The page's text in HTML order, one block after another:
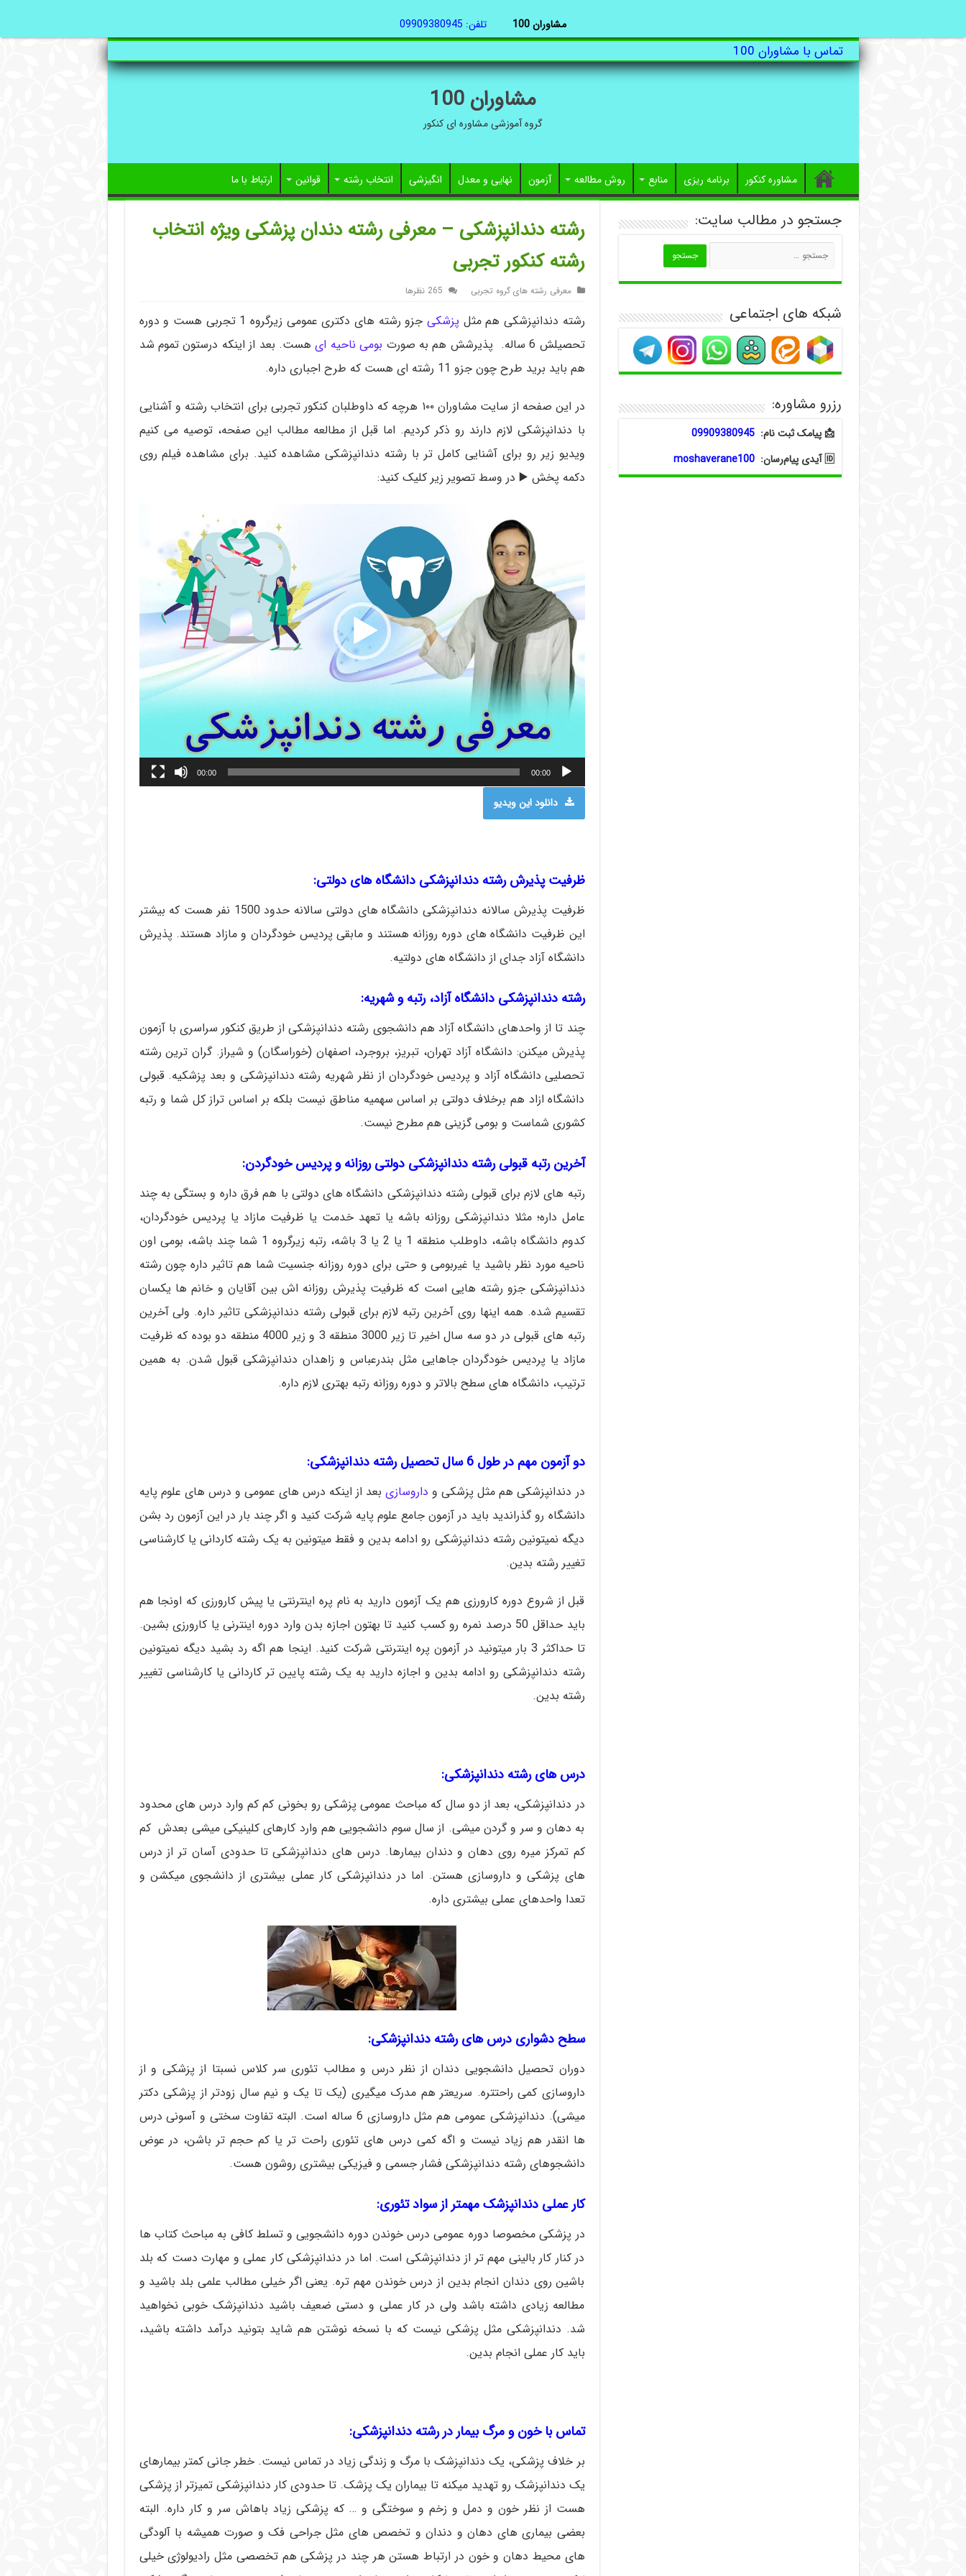
تماس با مشاوران 100
مشاوران 100
گروه آموزشی مشاوره ای کنکور
مشاوره کنکور برنامه ریزی منابع روش مطالعه آزمون نهایی و معدل انگیزشی انتخاب رشته قوانین ارتباط با ما
رشته دندانپزشکی – معرفی رشته دندان پزشکی ویژه انتخاب
رشته کنکور تجربی
معرفی رشته های گروه تجربی 265 نظرها
رشته دندانپزشکی هم مثل پزشکی
جزو رشته های دکتری عمومی زیرگروه 1 تجربی هست و دوره
تحصیلش 6 ساله. پذیرشش هم به صورت
بومی ناحیه ایهست. بعد از اینکه درستون تموم شد
هم باید برید طرح چون جزو 11 رشته ای هست که طرح اجباری داره.
در این صفحه از سایت مشاوران ۱۰۰ هرچه که داوطلبان کنکور تجربی برای انتخاب رشته و آشنایی
با دندانپزشکی لازم دارند رو ذکر کردیم. اما قبل از مطالعه مطالب این صفحه، توصیه می کنیم
ویدیو زیر رو برای آشنایی کامل تر با رشته دندانپزشکی مشاهده کنید. برای مشاهده فیلم روی
دکمه پخش ▶️ در وسط تصویر زیر کلیک کنید:
00:00
00:00
دانلود این ویدیو
ظرفیت پذیرش رشته دندانپزشکی دانشگاه های دولتی:
ظرفیت پذیرش سالانه دندانپزشکی دانشگاه های دولتی سالانه حدود 1500 نفر هست که بیشتر
این ظرفیت دانشگاه های دوره روزانه هستند و مابقی پردیس خودگردان و مازاد هستند. پذیرش
دانشگاه آزاد جدای از دانشگاه های دولتیه.
رشته دندانپزشکی دانشگاه آزاد، رتبه و شهریه:
چند تا از واحدهای دانشگاه آزاد هم دانشجوی رشته دندانپزشکی از طریق کنکور سراسری با آزمون
پذیرش میکنن: دانشگاه آزاد تهران، تبریز، بروجرد، اصفهان (خوراسگان) و شیراز. گران ترین رشته
تحصلیی دانشگاه آزاد و پردیس خودگردان از نظر شهریه رشته دندانپزشکی و بعد پزشکیه. قبولی
دانشگاه ازاد هم برخلاف دولتی بر اساس سهمیه مناطق نیست بلکه بر اساس تراز کل شما و رتبه
کشوری شماست و بومی گزینی هم مطرح نیست.
آخرین رتبه قبولی رشته دندانپزشکی دولتی روزانه و پردیس خودگردن:
رتبه های لازم برای قبولی رشته دندانپزشکی دانشگاه های دولتی با هم فرق داره و بستگی به چند
عامل داره؛ مثلا دندانپزشکی روزانه باشه یا تعهد خدمت یا ظرفیت مازاد یا پردیس خودگردان،
کدوم دانشگاه باشه، داوطلب منطقه 1 یا 2 یا 3 باشه، رتبه زیرگروه 1 شما چند باشه، بومی اون
ناحیه مورد نظر باشید یا غیربومی و حتی برای دوره روزانه جنسیت شما هم تاثیر داره چون رشته
دندانپزشکی جزو رشته هایی است که ظرفیت پذیرش روزانه اش بین آقایان و خانم ها یکسان
تقسیم شده. همه اینها روی آخرین رتبه لازم برای قبولی رشته دندانپزشکی تاثیر داره. ولی آخرین
رتبه های قبولی در دو سه سال اخیر تا زیر 3000 منطقه 3 و زیر 4000 منطقه دو بوده که ظرفیت
مازاد یا پردیس خودگردان جاهایی مثل بندرعباس و زاهدان دندانپزشکی قبول شدن. به همین
ترتیب، دانشگاه های سطح بالاتر و دوره روزانه رتبه بهتری لازم داره.
دو آزمون مهم در طول 6 سال تحصیل رشته دندانپزشکی:
در دندانپزشکی هم مثل پزشکی و داروسازیبعد از اینکه درس های عمومی و درس های علوم پایه
دانشگاه رو گذراندید باید در آزمون جامع علوم پایه شرکت کنید و اگر چند بار در این آزمون رد بشن
دیگه نمیتونین رشته دندانپزشکی رو ادامه بدین و فقط میتونین به یک رشته کاردانی یا کارشناسی
تغییر رشته بدین.
قبل از شروع دوره کارورزی هم یک آزمون دارید به نام پره اینترنتی یا پیش کارورزی که اونجا هم
باید حداقل 50 درصد نمره رو کسب کنید تا بهتون اجازه بدن وارد دوره اینترنی یا کارورزی بشین.
تا حداکثر 3 بار میتونید در آزمون پره اینترنتی شرکت کنید. اینجا هم اگه رد بشید دیگه نمیتونین
رشته دندانپزشکی رو ادامه بدین و اجازه دارید به یک رشته پایین تر کاردانی یا کارشناسی تغییر
رشته بدین.
درس های رشته دندانپزشکی:
در دندانپزشکی، بعد از دو سال که مباحث عمومی پزشکی رو بخونی کم کم وارد درس های محدود
به دهان و سر و گردن میشی. از سال سوم دانشجویی هم وارد کارهای کلینیکی میشی بعدش کم
کم تمرکز میره روی دهان و دندان بیمارها. درس های دندانپزشکی تا حدودی آسان تر از درس
های پزشکی و داروسازی هستن. اما در دندانپزشکی کار عملی بیشتری از دانشجوی میکشن و
تعدا واحدهای عملی بیشتری داره.
سطحدشواری درس های رشته دندانپزشکی:
دوران تحصیل دانشجویی دندان از نظر درس و مطالب تئوری سر کلاس نسبتا از پزشکی و از
داروسازی کمی راحتتره. سریعتر هم مدرک میگیری (یک تا یک و نیم سال زودتر از پزشکی دکتر
میشی). دندانپزشکی عمومی هم مثل داروسازی 6 ساله است. البته تفاوت سختی و آسونی درس
ها انقدر هم زیاد نیست و اگه کمی درس های تئوری راحت تر یا کم حجم تر باشن، در عوض
دانشجوهای رشته دندانپزشکی فشار جسمی و فیزیکی بیشتری روشون هست.
کار عملی دندانپزشک مهمتر از سواد تئوری:
در پزشکی مخصوصا دوره عمومی درس خوندن دوره دانشجویی و تسلط کافی به مباحث کتاب ها
در کنار کار بالینی مهم تر از دندانپزشکی است. اما در دندانپزشکی کار عملی و مهارت دست که بلد
باشین روی دندان انجام بدین از درس خوندن مهم تره. یعنی اگر خیلی مطالب علمی بلد باشید و
مطالعه زیادی داشته باشد ولی در کار عملی و دستی ضعیف باشید دندانپزشک خوبی نخواهید
شد. دندانپزشکی مثل پزشکی نیست که با نسخه نوشتن هم شاید بتونید درآمد داشته باشید،
باید کار عملی انجام بدین.
تماس با خون و مرگ بیمار در رشته دندانپزشکی:
بر خلاف پزشکی، یک دندانپزشک با مرگ و زندگی زیاد در تماس نیست. خطر جانی کمتر بیمارهای
یک دندانپزشک رو تهدید میکنه تا بیماران یک پزشک. تا حدودی کار دندانپزشکی تمیزتر از پزشکی
هست از نظر خون و دمل و زخم و سوختگی و … که پزشکی زیاد باهاش سر و کار داره. البته
بعضی بیماری های دهان و دندان و تخصص های مثل جراحی فک و صورت همیشه با آلودگی
های محیط دهان و خون در ارتباط هستن هر چند در پزشکی هم تخصصی مثل رادیولوژی خیلی
جستجو در مطالب سایت:
شبکه های اجتماعی
رزرو مشاوره:
📩 پیامک ثبت نام:09909380945
🆔 آیدی پیام‌رسان:
moshaverane100
مشاوران 100 تلفن: 09909380945